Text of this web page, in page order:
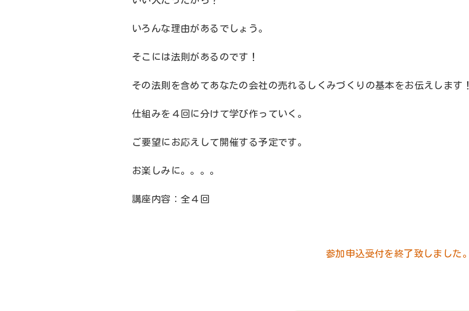
いろんな理由があるでしょう。
そこには法則があるのです！
その法則を含めてあなたの会社の売れるしくみづくりの基本をお伝えします！
仕組みを４回に分けて学び作っていく。
ご要望にお応えして開催する予定です。
お楽しみに。。。。
講座内容：全４回
参加申込受付を終了致しました。